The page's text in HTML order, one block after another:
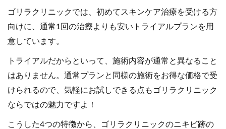
ゴリラクリニックでは、初めてスキンケア治療を受ける方
向けに、通常1回の治療よりも安いトライアルプランを用
意しています。
トライアルだからといって、施術内容が通常と異なること
はありません。通常プランと同様の施術をお得な価格で受
けられるので、気軽にお試しできる点もゴリラクリニック
ならではの魅力ですよ！
こうした4つの特徴から、ゴリラクリニックのニキビ跡の